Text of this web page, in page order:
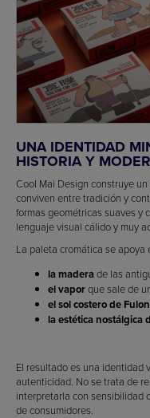
UNA IDENTIDAD
HISTORIA Y
Cool Mai Design construye
conviven entre tradición y
formas geométricas suaves y
lenguaje visual cálido y muy
La paleta cromática se apoya
la maderade las
el vaporque sale de
el sol costero de
la estética nostálgica
El resultado es una identidad
autenticidad. No se trata de
interpretarla con sensibilidad
de consumidores.